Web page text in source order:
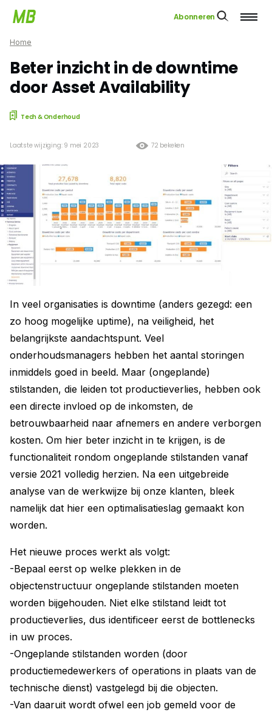
Abonneren
Home
Beter inzicht in de downtime
door Asset Availability
Tech & Onderhoud
72 bekeken
Laatste wijziging: 9 mei 2023
In veel organisaties is downtime (anders gezegd: een
zo hoog mogelijke uptime), na veiligheid, het
belangrijkste aandachtspunt. Veel
onderhoudsmanagers hebben het aantal storingen
inmiddels goed in beeld. Maar (ongeplande)
stilstanden, die leiden tot productieverlies, hebben ook
een directe invloed op de inkomsten, de
betrouwbaarheid naar afnemers en andere verborgen
kosten. Om hier beter inzicht in te krijgen, is de
functionaliteit rondom ongeplande stilstanden vanaf
versie 2021 volledig herzien. Na een uitgebreide
analyse van de werkwijze bij onze klanten, bleek
namelijk dat hier een optimalisatieslag gemaakt kon
worden.
Het nieuwe proces werkt als volgt:
-Bepaal eerst op welke plekken in de
objectenstructuur ongeplande stilstanden moeten
worden bijgehouden. Niet elke stilstand leidt tot
productieverlies, dus identificeer eerst de bottlenecks
in uw proces.
-Ongeplande stilstanden worden (door
productiemedewerkers of operations in plaats van de
technische dienst) vastgelegd bij die objecten.
-Van daaruit wordt ofwel een job gemeld voor de